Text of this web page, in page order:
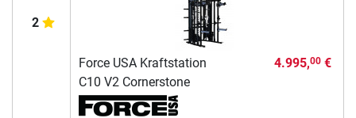
2
Force USA Kraftstation
C10 V2 Cornerstone
4.995,00€